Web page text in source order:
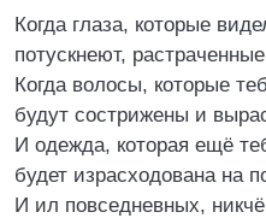
Когда глаза, которые
потускнеют,
Когда волосы, которые
будут сострижены и
И одежда, которая ещё
будет израсходована на
И ил повседневных,